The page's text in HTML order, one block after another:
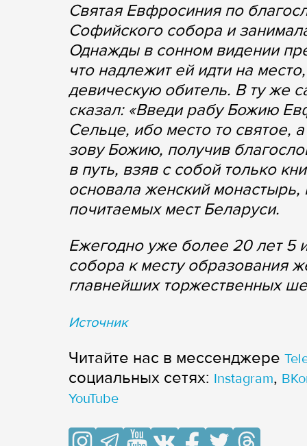
Святая Евфросиния по
Софийского собора и
Однажды в сонном видении
что надлежит ей идти на
девическую обитель. В ту же
сказал: «Введи рабу Божию
Сельце, ибо место то святое,
зову Божию, получив
в путь, взяв с собой только
основала женский
почитаемых мест Беларуси.
Ежегодно уже более 20 лет 5
собора к месту образования
главнейших торжественных
Источник
Читайте нас в мессенджере
cоциальных сетях: Instagram,
YouTube